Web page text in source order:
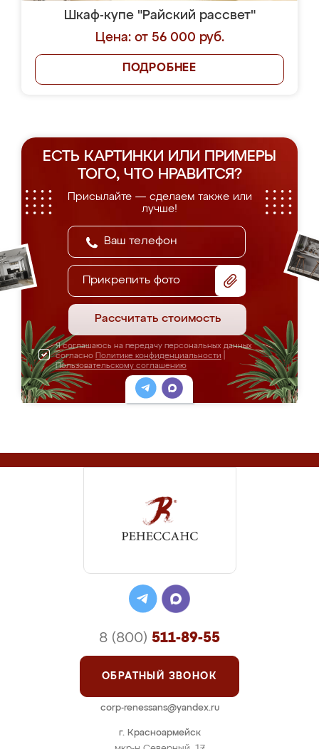
Шкаф-купе "Райский рассвет"
Цена: от 56 000 руб.
ПОДРОБНЕЕ
ЕСТЬ КАРТИНКИ ИЛИ ПРИМЕРЫ
ТОГО, ЧТО НРАВИТСЯ?
Присылайте — сделаем также или
лучше!
Прикрепить фото
Рассчитать стоимость
Я соглашаюсь на передачу персональных данных
согласно Политике конфиденциальности
Пользовательскому соглашению
г. Красноармейск
8 (800) 511-89-55
ОБРАТНЫЙ ЗВОНОК
corp-renessans@yandex.ru